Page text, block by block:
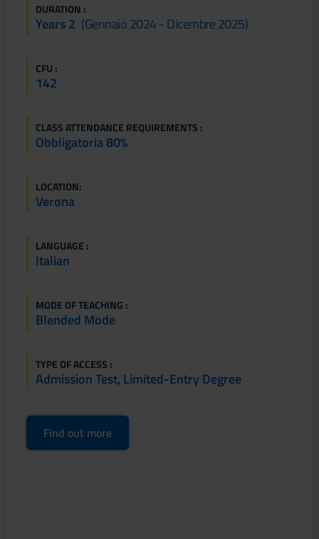
DURATION :
Years 2 (gennaio 2024 - Dicembre 2025)
CFU :
142
CLASS ATTENDANCE REQUIREMENTS :
Obbligatoria 80%
LOCATION:
Verona
LANGUAGE :
Italian
MODE OF TEACHING :
Blended Mode
TYPE OF ACCESS :
Admission Test, Limited-Entry Degree
Find out more